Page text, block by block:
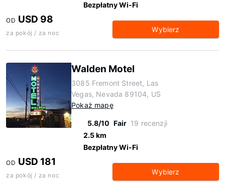
Bezpłatny Wi-Fi
OD USD 98
za pokój / za noc Wybierz
Walden Motel
3085 Fremont Street, Las
Vegas, Nevada 89104, US
Pokaż mapę
5.8/10 Fair 19 recenzji
2.5 km
Bezpłatny Wi-Fi
OD USD 181
za pokój / za noc Wybierz